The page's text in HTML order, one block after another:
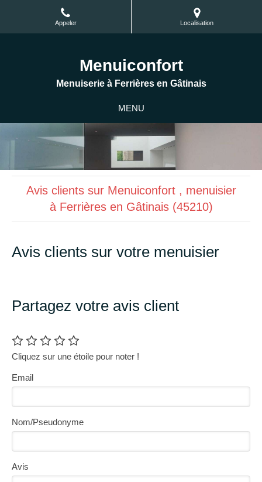
Appeler Localisation
Menuiconfort
Menuiserie à Ferrières en Gâtinais
MENU
Avis clients sur Menuiconfort , menuisier
à Ferrières en Gâtinais (45210)
Avis clients sur votre menuisier
Partagez votre avis client
Cliquez sur une étoile pour noter !
Email
Nom/Pseudonyme
Avis